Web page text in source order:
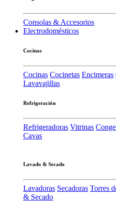
Consolas & Accesorios
Electrodomésticos
Cocinas
Cocinas Cocinetas Encimeras
Lavavajillas
Refrigeración
Refrigeradoras Vitrinas
Cavas
Lavado & Secado
Lavadoras Secadoras Torres
& Secado